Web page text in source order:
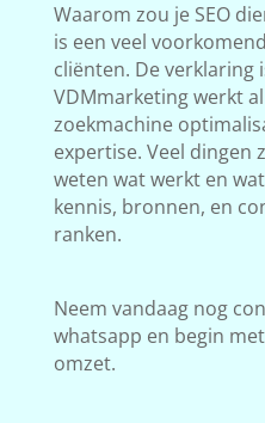
Waarom zou je SEO
is een veel
cliënten. De verklaring
VDMmarketing werkt
zoekmachine
expertise. Veel dingen
weten wat werkt en
kennis, bronnen, en
ranken.
Neem vandaag nog
whatsapp en begin
omzet.